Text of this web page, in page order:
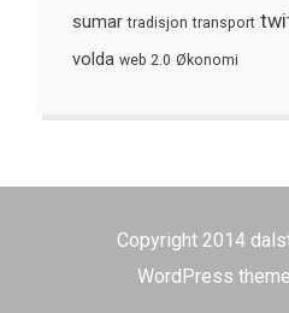
sumar tradisjon transport
volda web 2.0 Økonomi
Copyright 2014
WordPress